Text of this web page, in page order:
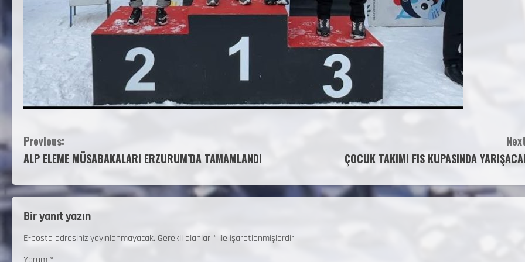
Previous:
ALP ELEME MÜSABAKALARI ERZURUM’DA TAMAMLANDI
ÇOCUK TAKIMI FIS KUPASINDA
Bir yanıt yazın
E-posta adresiniz yayınlanmayacak. Gerekli alanlar * ile işaretlenmişlerdir